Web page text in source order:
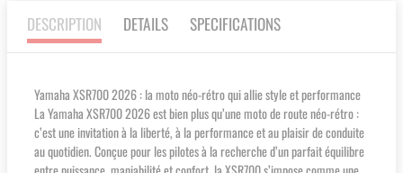
DESCRIPTION DETAILS SPECIFICATIONS
Yamaha XSR700 2026 : la moto néo-rétro qui allie style et performance
La Yamaha XSR700 2026 est bien plus qu’une moto de route néo-rétro :
c’est une invitation à la liberté, à la performance et au plaisir de conduite
au quotidien. Conçue pour les pilotes à la recherche d’un parfait équilibre